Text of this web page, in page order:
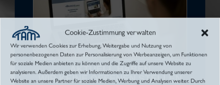
Cookie-Zustimmung verwalten
Wir verwenden Cookies zur Erhebung, Weitergabe und Nutzung von
personenbezogenen Daten zur Personalisierung von Werbeanzeigen, um Funktionen
für soziale Medien anbieten zu können und die Zugriffe auf unsere Website zu
analysieren. Außerdem geben wir Informationen zu Ihrer Verwendung unserer
Website an unsere Partner für soziale Medien, Werbung und Analysen weiter. Durch
AKTUELL HABEN
WIR KEINE OFFENEN STELLEN
Sie möchten Teil unseres
Teams werden?
Bewerben Sie sich noch heute
Online Bewerbung